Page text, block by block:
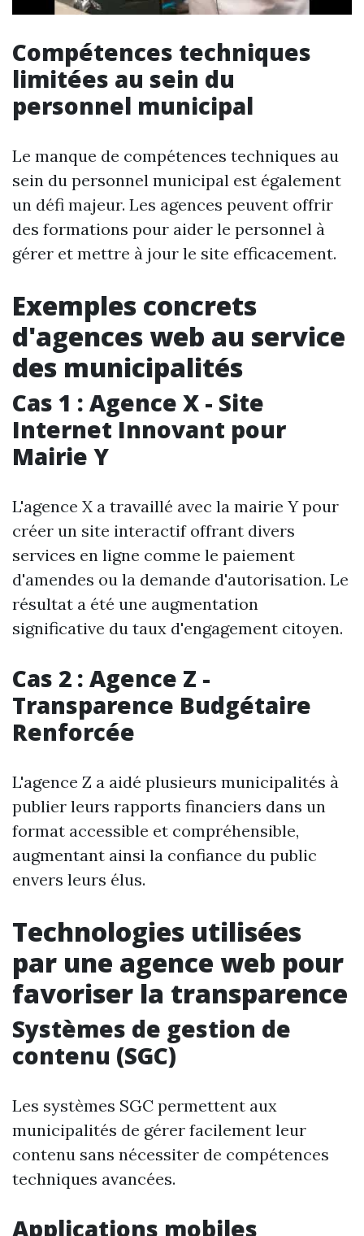
Compétences techniques
limitées au sein du
personnel municipal
Le manque de compétences techniques au
sein du personnel municipal est également
un défi majeur. Les agences peuvent offrir
des formations pour aider le personnel à
gérer et mettre à jour le site efficacement.
Exemples concrets
d'agences web au service
des municipalités
Cas 1 : Agence X - Site
Internet Innovant pour
Mairie Y
L'agence X a travaillé avec la mairie Y pour
créer un site interactif offrant divers
services en ligne comme le paiement
d'amendes ou la demande d'autorisation. Le
résultat a été une augmentation
significative du taux d'engagement citoyen.
Cas 2 : Agence Z -
Transparence Budgétaire
Renforcée
L'agence Z a aidé plusieurs municipalités à
publier leurs rapports financiers dans un
format accessible et compréhensible,
augmentant ainsi la confiance du public
envers leurs élus.
Technologies utilisées
par une agence web pour
favoriser la transparence
Systèmes de gestion de
contenu (SGC)
Les systèmes SGC permettent aux
municipalités de gérer facilement leur
contenu sans nécessiter de compétences
techniques avancées.
Applications mobiles